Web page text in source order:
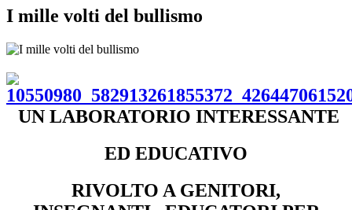
I mille volti del bullismo
UN LABORATORIO INTERESSANTE
ED EDUCATIVO
RIVOLTO A GENITORI,